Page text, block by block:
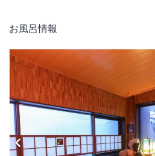
お風呂情報